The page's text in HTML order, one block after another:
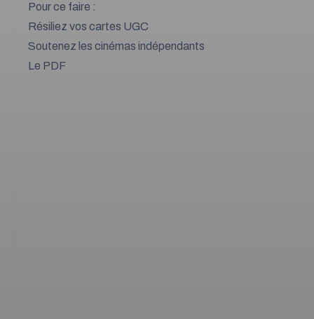
Pour ce faire :
Résiliez vos cartes UGC
Soutenez les cinémas indépendants
Le PDF